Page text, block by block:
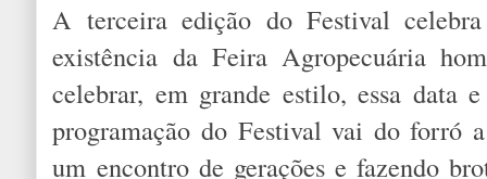
A terceira edição do Festival
existência da Feira Agropecuária
celebrar, em grande estilo, essa data
programação do Festival vai do forró
um encontro de gerações e fazendo